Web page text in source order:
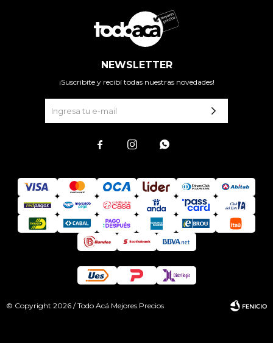
NEWSLETTER
¡Suscribite y recibí todas nuestras novedades!
  
© Copyright 2026 / Todo Acá Mejores Precios